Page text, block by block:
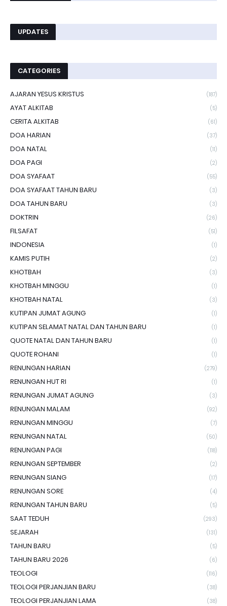
UPDATES
CATEGORIES
AJARAN YESUS KRISTUS (187)
AYAT ALKITAB (5)
CERITA ALKITAB (61)
DOA HARIAN (37)
DOA NATAL (11)
DOA PAGI (2)
DOA SYAFAAT (55)
DOA SYAFAAT TAHUN BARU (3)
DOA TAHUN BARU (3)
DOKTRIN (26)
FILSAFAT (51)
INDONESIA (1)
KAMIS PUTIH (2)
KHOTBAH (3)
KHOTBAH MINGGU (1)
KHOTBAH NATAL (3)
KUTIPAN JUMAT AGUNG (1)
KUTIPAN SELAMAT NATAL DAN TAHUN BARU (1)
QUOTE NATAL DAN TAHUN BARU (1)
QUOTE ROHANI (1)
RENUNGAN HARIAN (279)
RENUNGAN HUT RI (1)
RENUNGAN JUMAT AGUNG (3)
RENUNGAN MALAM (92)
RENUNGAN MINGGU (7)
RENUNGAN NATAL (50)
RENUNGAN PAGI (118)
RENUNGAN SEPTEMBER (2)
RENUNGAN SIANG (17)
RENUNGAN SORE (4)
RENUNGAN TAHUN BARU (5)
SAAT TEDUH (293)
SEJARAH (131)
TAHUN BARU (5)
TAHUN BARU 2026 (6)
TEOLOGI (116)
TEOLOGI PERJANJIAN BARU (38)
TEOLOGI PERJANJIAN LAMA (38)